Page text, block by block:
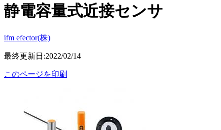
静電容量式近接センサ
ifm efector(株)
最終更新日:2022/02/14
このページを印刷